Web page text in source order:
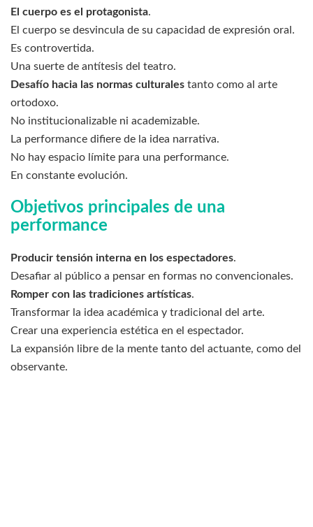
El cuerpo es el protagonista.
El cuerpo se desvincula de su capacidad de expresión oral.
Es controvertida.
Una suerte de antítesis del teatro.
Desafío hacia las normas culturales tanto como al arte
ortodoxo.
No institucionalizable ni academizable.
La performance difiere de la idea narrativa.
No hay espacio límite para una performance.
En constante evolución.
Objetivos principales de una
performance
Producir tensión interna en los espectadores.
Desafiar al público a pensar en formas no convencionales.
Romper con las tradiciones artísticas.
Transformar la idea académica y tradicional del arte.
Crear una experiencia estética en el espectador.
La expansión libre de la mente tanto del actuante, como del
observante.